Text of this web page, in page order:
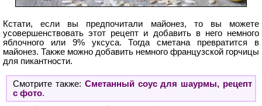
Кстати, если вы предпочитали майонез, то вы можете
усовершенствовать этот рецепт и добавить в него немного
яблочного или 9% уксуса. Тогда сметана превратится в
майонез. Также можно добавить немного французской горчицы
для пикантности.
Смотрите также: Сметанный соус для шаурмы, рецепт
с фото.